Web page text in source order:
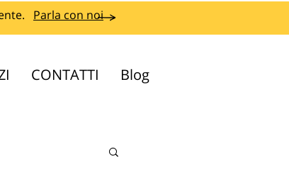
Parla con noi
CONTATTI Blog